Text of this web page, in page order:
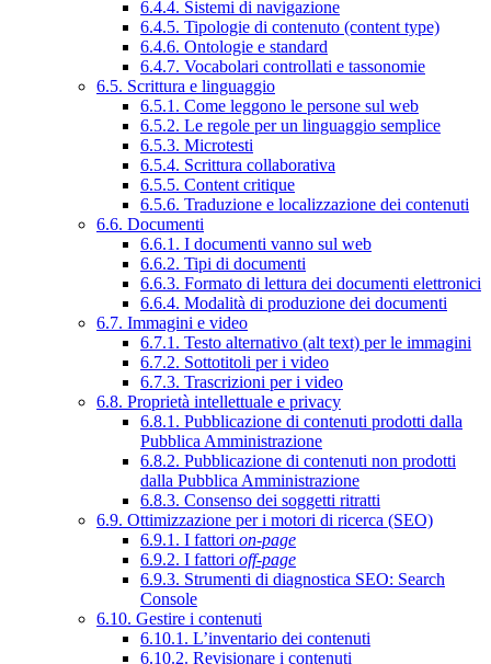
6.4.4. Sistemi di navigazione
6.4.5. Tipologie di contenuto (content type)
6.4.6. Ontologie e standard
6.4.7. Vocabolari controllati e tassonomie
6.5. Scrittura e linguaggio
6.5.1. Come leggono le persone sul web
6.5.2. Le regole per un linguaggio semplice
6.5.3. Microtesti
6.5.4. Scrittura collaborativa
6.5.5. Content critique
6.5.6. Traduzione e localizzazione dei contenuti
6.6. Documenti
6.6.1. I documenti vanno sul web
6.6.2. Tipi di documenti
6.6.3. Formato di lettura dei documenti elettronici
6.6.4. Modalità di produzione dei documenti
6.7. Immagini e video
6.7.1. Testo alternativo (alt text) per le immagini
6.7.2. Sottotitoli per i video
6.7.3. Trascrizioni per i video
6.8. Proprietà intellettuale e privacy
6.8.1. Pubblicazione di contenuti prodotti dalla
Pubblica Amministrazione
6.8.2. Pubblicazione di contenuti non prodotti
dalla Pubblica Amministrazione
6.8.3. Consenso dei soggetti ritratti
6.9. Ottimizzazione per i motori di ricerca (SEO)
6.9.1. I fattori on-page
6.9.2. I fattori off-page
6.9.3. Strumenti di diagnostica SEO: Search
Console
6.10. Gestire i contenuti
6.10.1. L’inventario dei contenuti
6.10.2. Revisionare i contenuti